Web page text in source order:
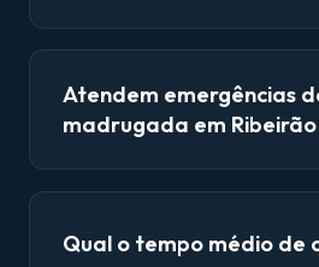
Atendem emergências
madrugada em
Qual o tempo médio de